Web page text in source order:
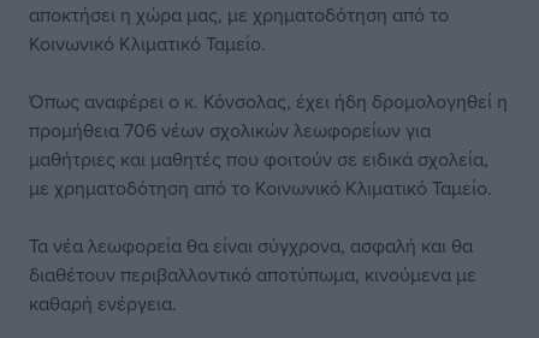
αποκτήσει η χώρα μας, με χρηματοδότηση από το
Κοινωνικό Κλιματικό Ταμείο.
Όπως αναφέρει ο κ. Κόνσολας, έχει ήδη δρομολογηθεί η
προμήθεια 706 νέων σχολικών λεωφορείων για
μαθήτριες και μαθητές που φοιτούν σε ειδικά σχολεία,
με χρηματοδότηση από το Κοινωνικό Κλιματικό Ταμείο.
Τα νέα λεωφορεία θα είναι σύγχρονα, ασφαλή και θα
διαθέτουν περιβαλλοντικό αποτύπωμα, κινούμενα με
καθαρή ενέργεια.